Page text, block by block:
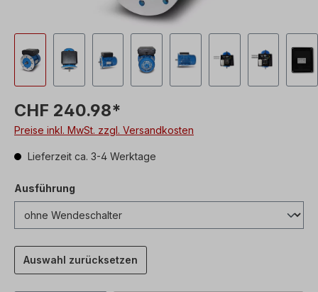
CHF 240.98*
Preise inkl. MwSt. zzgl. Versandkosten
Lieferzeit ca. 3-4 Werktage
Ausführung
Auswahl zurücksetzen